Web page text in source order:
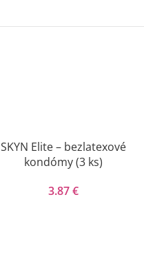
SKYN Elite – bezlatexové
kondómy (3 ks)
3.87€